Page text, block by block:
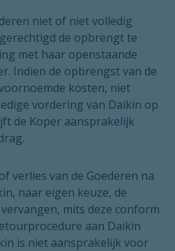
niet of niet volledig
de opbrengt te
met haar openstaande
Indien de opbrengst van de
kosten, niet
vordering van Daikin op
de Koper aansprakelijk
verlies van de Goederen na
naar eigen keuze, de
mits deze conform
aan Daikin
is niet aansprakelijk voor